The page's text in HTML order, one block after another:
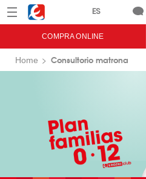
Menú Eroski
COMPRA ONLINE
Home Consultorio matrona